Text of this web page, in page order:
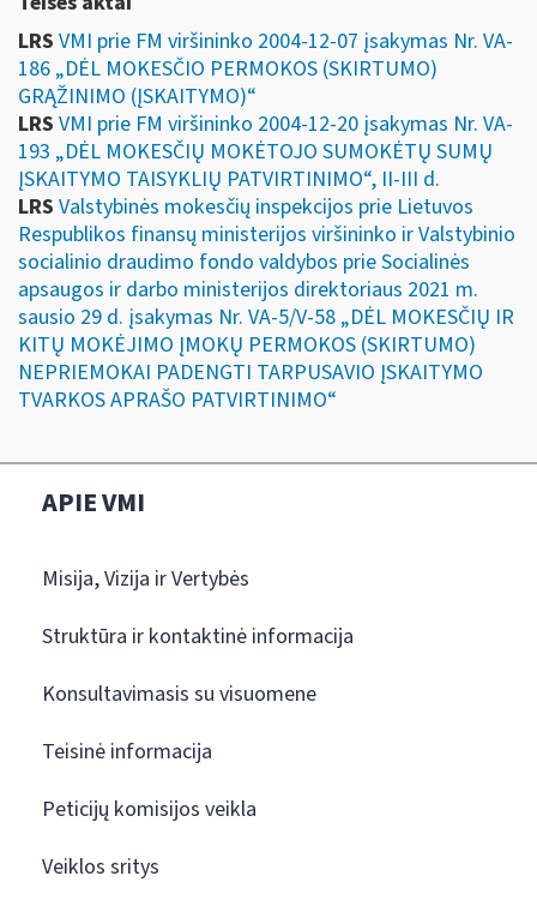
LRS VMI prie FM viršininko 2004-12-07 įsakymas Nr. VA-
186 „DĖL MOKESČIO PERMOKOS (SKIRTUMO)
GRĄŽINIMO (ĮSKAITYMO)“
LRS VMI prie FM viršininko 2004-12-20 įsakymas Nr. VA-
193 „DĖL MOKESČIŲ MOKĖTOJO SUMOKĖTŲ SUMŲ
ĮSKAITYMO TAISYKLIŲ PATVIRTINIMO“, II-III d.
LRS Valstybinės mokesčių inspekcijos prie Lietuvos
Respublikos finansų ministerijos viršininko ir Valstybinio
socialinio draudimo fondo valdybos prie Socialinės
apsaugos ir darbo ministerijos direktoriaus 2021 m.
sausio 29 d. įsakymas Nr. VA-5/V-58 „DĖL MOKESČIŲ IR
KITŲ MOKĖJIMO ĮMOKŲ PERMOKOS (SKIRTUMO)
NEPRIEMOKAI PADENGTI TARPUSAVIO ĮSKAITYMO
TVARKOS APRAŠO PATVIRTINIMO“
APIE VMI
Misija, Vizija ir Vertybės
Struktūra ir kontaktinė informacija
Konsultavimasis su visuomene
Teisinė informacija
Peticijų komisijos veikla
Veiklos sritys